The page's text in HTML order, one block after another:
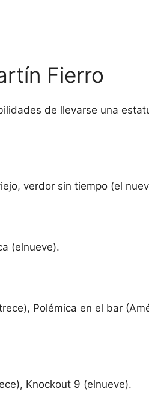
Fierro
de llevarse una
verdor sin tiempo (el
(elnueve).
Polémica en el bar
Knockout 9 (elnueve).